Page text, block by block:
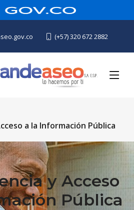
(+57) 320 672 2882
a la Información Pública
y Acceso
Pública